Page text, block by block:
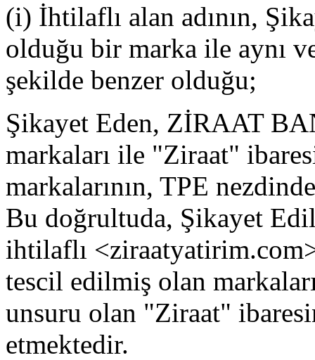
(i) İhtilaflı alan adının,
olduğu bir marka ile aynı
şekilde benzer olduğu;
Şikayet Eden, ZİRAAT
markaları ile "Ziraat"
markalarının, TPE
Bu doğrultuda, Şikayet
ihtilaflı
tescil edilmiş olan
unsuru olan "Ziraat"
etmektedir.